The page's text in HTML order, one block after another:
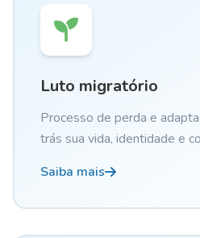
Luto migratório
Processo de perda e
trás sua vida, identidade e
Saiba mais